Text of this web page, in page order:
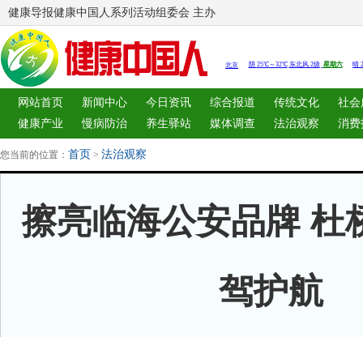
健康导报健康中国人系列活动组委会 主办
网站首页 新闻中心 今日资讯 综合报道 传统文化
社会
健康产业
慢病防治 养生驿站 媒体调查 法治观察
消费
您当前的位置： 首页 > 法治观察
擦亮临海公安品牌 杜
驾护航